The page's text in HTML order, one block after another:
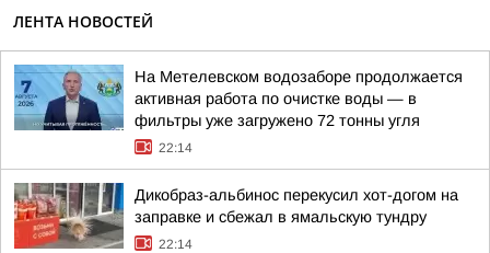
ЛЕНТА НОВОСТЕЙ
На Метелевском водозаборе продолжается
активная работа по очистке воды — в
фильтры уже загружено 72 тонны угля
22:14
Дикобраз-альбинос перекусил хот-догом на
заправке и сбежал в ямальскую тундру
22:14